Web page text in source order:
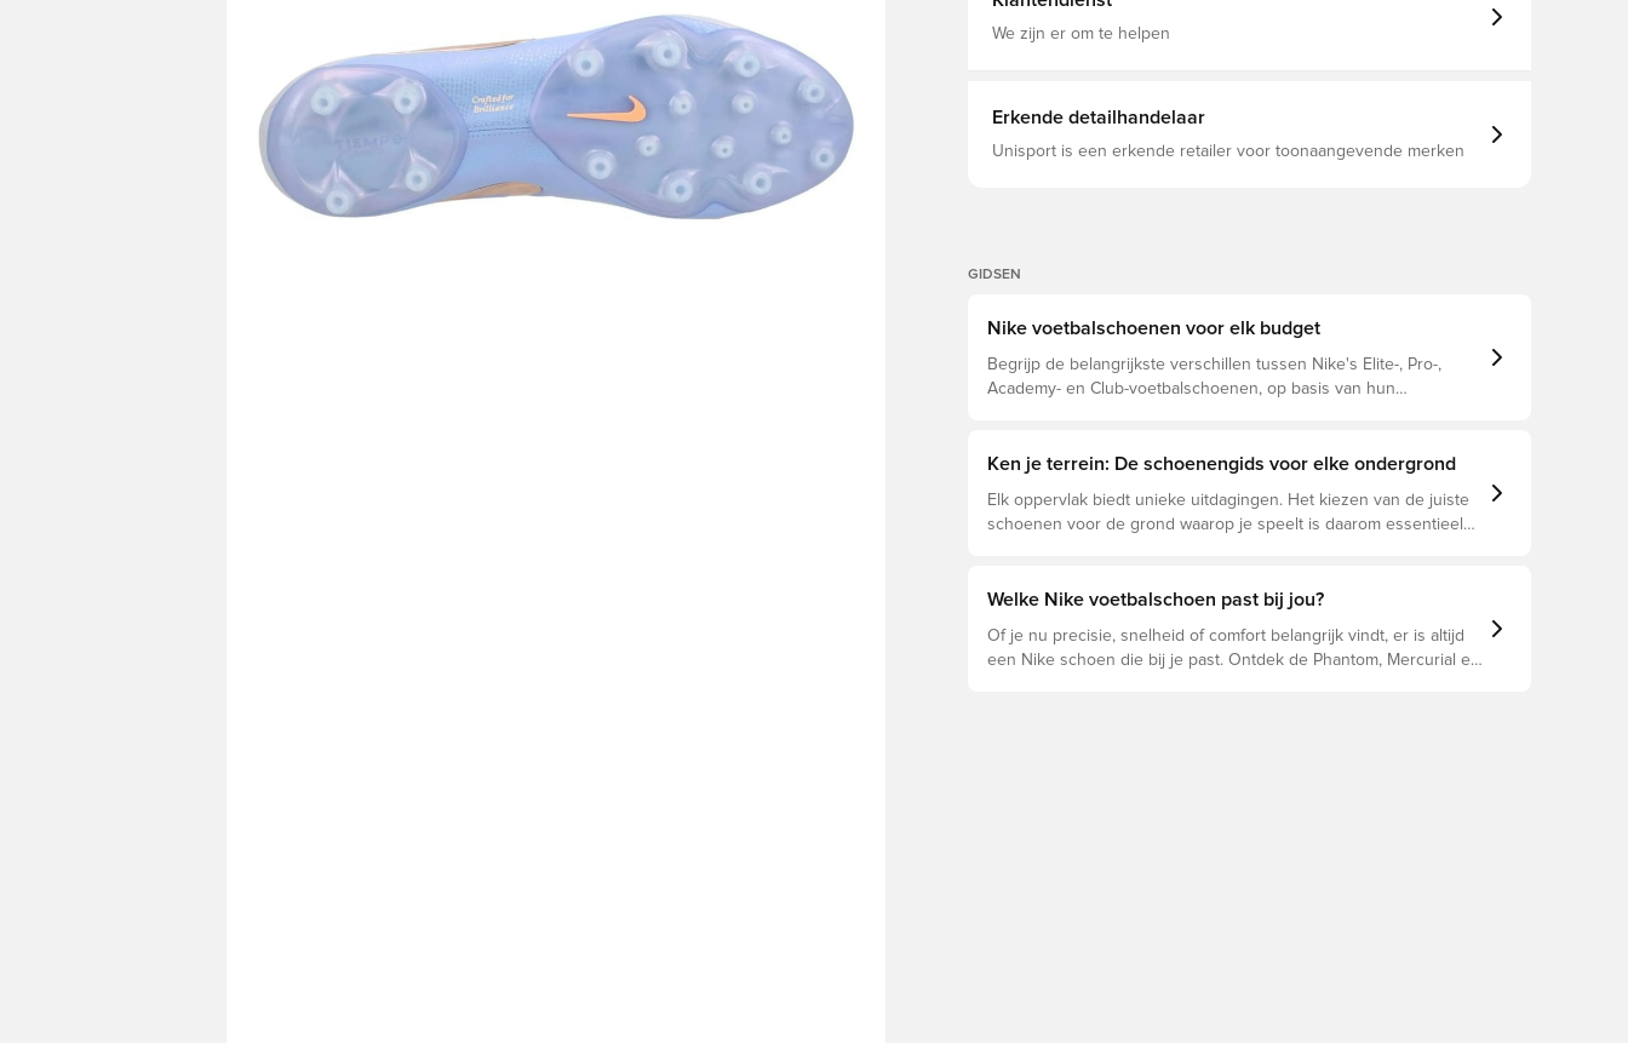
natuurlijk leer, wat zorgt voor een consistent balgevoel en
richtingsveranderingen, snelle wendingen en zelfverzekerde
acceleratie Een intern chassis houdt je stabiel en dicht bij de bal,
gecombineerd met een geïntegreerde gebreide kraag die je voet
We zijn er om te helpen
Erkende detailhandelaar
Unisport is een erkende retailer voor toonaangevende merken
GIDSEN
Nike voetbalschoenen voor elk budget
Begrijp de belangrijkste verschillen tussen Nike's Elite-, Pro-,
Academy- en Club-voetbalschoenen, op basis van hun
Ken je terrein: De schoenengids voor elke ondergrond
Elk oppervlak biedt unieke uitdagingen. Het kiezen van de juiste
schoenen voor de grond waarop je speelt is daarom essentieel
schoenen de beste keuze zijn voor de verschillende
Welke Nike voetbalschoen past bij jou?
Of je nu precisie, snelheid of comfort belangrijk vindt, er is altijd
een Nike schoen die bij je past. Ontdek de Phantom, Mercurial en